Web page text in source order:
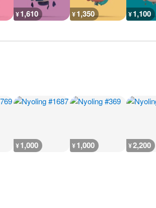
¥1,610 ¥1,350 ¥1,100
¥1,000 ¥1,000 ¥2,200